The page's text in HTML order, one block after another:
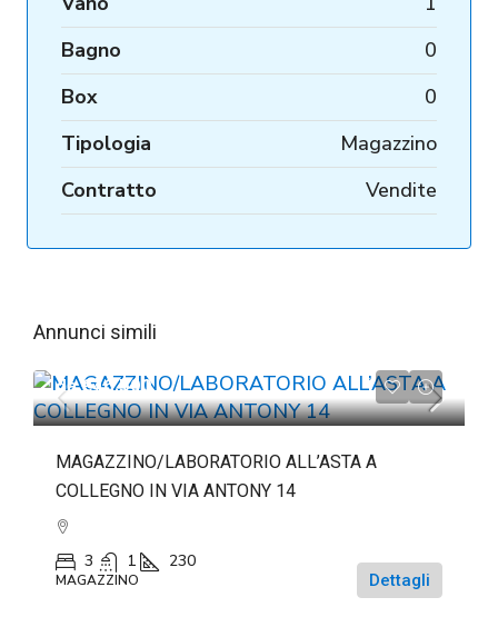
Bagno
0
Box
0
Tipologia
Magazzino
Contratto
Vendite
Annunci simili
da€46.500
MAGAZZINO/LABORATORIO ALL’ASTA A
COLLEGNO IN VIA ANTONY 14
3 1 230
MAGAZZINO Dettagli